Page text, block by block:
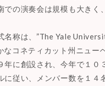
での演奏会は規模も大き
名称は、”The Yale
コネティカット州ニュー
年に創設され、今年で１
に従い、メンバー数を１